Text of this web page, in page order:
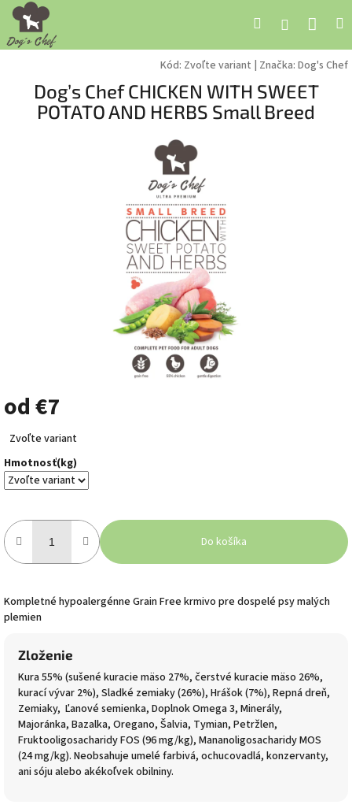
Prejsť
obsah
Hľadať Prihlásenie
Kód: Zvoľte variant Značka: Dog's Chef
Dog’s Chef CHICKEN WITH SWEET
POTATO AND HERBS Small Breed
od€7
Jednotková
cena:
Zvoľte variant
Hmotnosť(kg)
Do košíka
Kompletné hypoalergénne Grain Free krmivo pre dospelé psy malých
plemien
Zloženie
Kura 55% (sušené kuracie mäso 27%, čerstvé kuracie mäso 26%,
kurací vývar 2%), Sladké zemiaky (26%), Hrášok (7%), Repná dreň,
Zemiaky, Ľanové semienka, Doplnok Omega 3, Minerály,
Majoránka, Bazalka, Oregano, Šalvia, Tymian, Petržlen,
Fruktooligosacharidy FOS (96 mg/kg), Mananoligosacharidy MOS
(24 mg/kg). Neobsahuje umelé farbivá, ochucovadlá, konzervanty,
ani sóju alebo akékoľvek obilniny.